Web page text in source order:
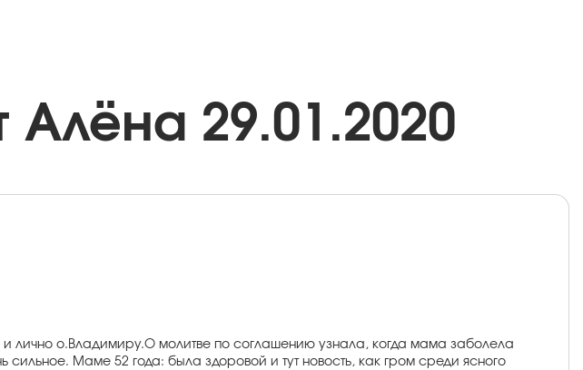
29.01.2020
о.Владимиру.О молитве по соглашению узнала, когда мама заболела
сильное. Маме 52 года: была здоровой и тут новость, как гром среди ясного